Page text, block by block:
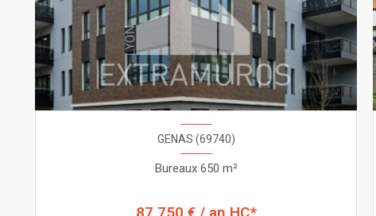
GENAS (69740)
Bureaux 650 m²